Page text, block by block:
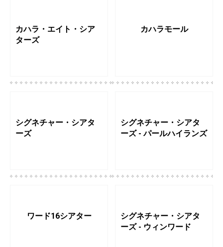
カハラ・エイト・シア
ターズ
カハラモール
シグネチャー・シアタ
ーズ
シグネチャー・シアタ
ーズ - パールハイランズ
ワード16シアター
シグネチャー・シアタ
ーズ - ウィンワード